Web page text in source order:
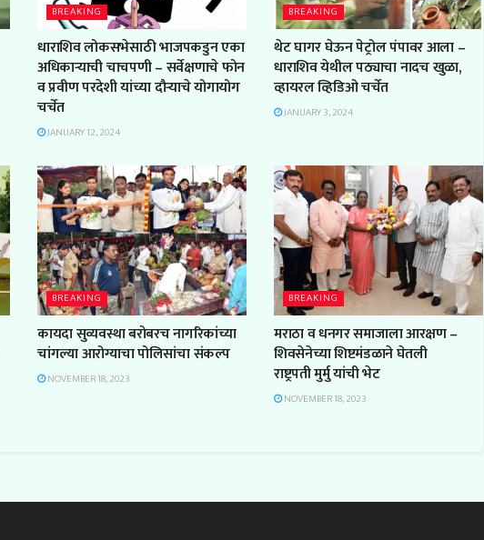
BREAKING
धाराशिव लोकसभेसाठी भाजपकडुन एका
अधिकाऱ्याची चाचपणी – सर्वेक्षणाचे फोन
व प्रवीण परदेशी यांच्या दौऱ्याचे योगायोग
चर्चेत
JANUARY 12, 2024
BREAKING
थेट घागर घेऊन पेट्रोल पंपावर आला –
धाराशिव येथील पठ्याचा नादच खुळा,
व्हायरल व्हिडिओ चर्चेत
JANUARY 3, 2024
BREAKING
कायदा सुव्यवस्था बरोबरच नागरिकांच्या
चांगल्या आरोग्याचा पोलिसांचा संकल्प
NOVEMBER 18, 2023
BREAKING
मराठाव धनगरसमाजालाआरक्षण–
शिवसेनेच्या शिष्टमंडळाने घेतली
राष्ट्रपतीमुर्मु यांचीभेट
NOVEMBER 18, 2023